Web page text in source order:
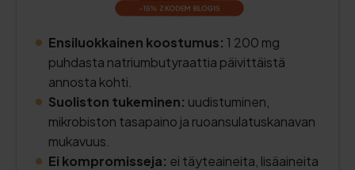
Ensiluokkainen koostumus: 1 200 mg
puhdasta natriumbutyraattia päivittäistä
annosta kohti.
Suoliston tukeminen: uudistuminen,
mikrobiston tasapaino ja ruoansulatuskanavan
mukavuus.
Ei kompromisseja: ei täyteaineita, lisäaineita